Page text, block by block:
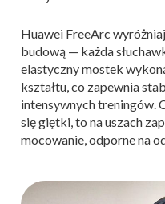
Huawei FreeArc
budową — każda
elastyczny mostek
kształtu, co zapewnia
intensywnych treningów.
się giętki, to na uszach
mocowanie, odporne na